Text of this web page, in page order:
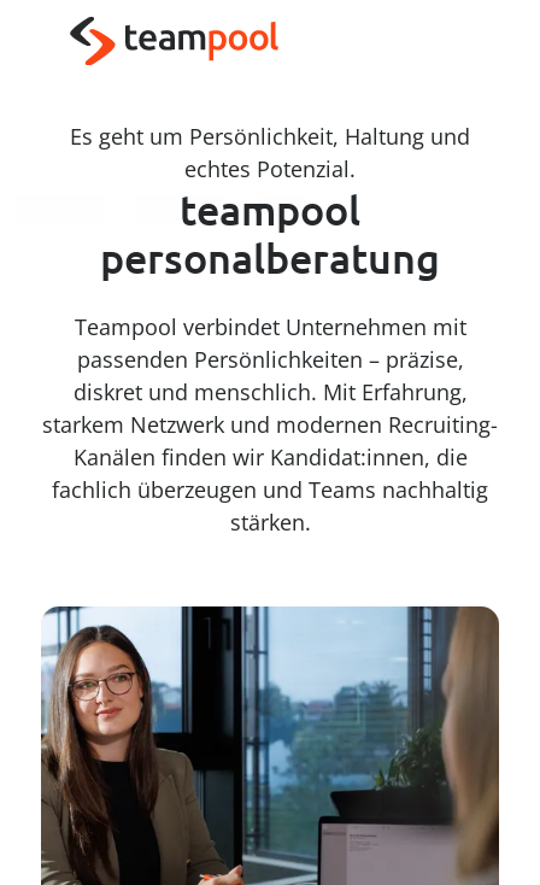
----
----
Es geht um Persönlichkeit, Haltung und
echtes Potenzial.
teampool
personalberatung
Teampool verbindet Unternehmen mit
passenden Persönlichkeiten – präzise,
diskret und menschlich. Mit Erfahrung,
starkem Netzwerk und modernen Recruiting-
Kanälen finden wir Kandidat:innen, die
fachlich überzeugen und Teams nachhaltig
stärken.